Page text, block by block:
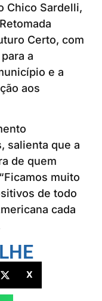
Chico Sardelli,
Certo, com
a
e a
aos
salienta que a
de quem
muito
de todo
cada
X